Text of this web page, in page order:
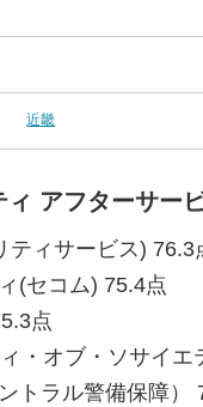
近畿
アフターサー
ティサービス) 76.3
(セコム) 75.4点
点
・オブ・ソサイエ
トラル警備保障）